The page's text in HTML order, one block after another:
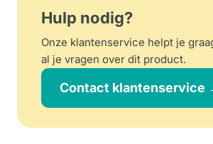
Hulp nodig?
Onze klantenservice helpt je
al je vragen over dit product.
Contact klantenservice